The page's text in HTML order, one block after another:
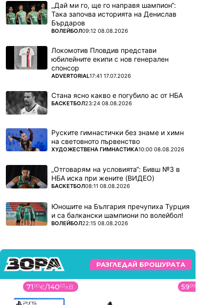
„Дай ми го, ще го направя шампион“:
Така започва историята на Денислав
Бърдаров
ПОВЕЧЕ ОТ
ВОЛЕЙБОЛ09:12 08.08.2026
Локомотив Пловдив представи
юбилейните екипи с нов генерален
спонсор
ПОВЕЧЕ ОТ
ADVERTORIAL17:41 17.07.2026
Стана ясно какво е погубило ас от НБА
ПОВЕЧЕ ОТ
БАСКЕТБОЛ23:24 08.08.2026
Руските гимнастички без знаме и химн
на световното първенство
ПОВЕЧЕ ОТ
ХУДОЖЕСТВЕНА ГИМНАСТИКА10:00 08.08.2026
„Отговарям на условията“: Бивш №3 в
НБА иска при жените (ВИДЕО)
ПОВЕЧЕ ОТ
БАСКЕТБОЛ08:11 08.08.2026
Юношите на България пречупиха Турция
и са балкански шампиони по волейбол!
ПОВЕЧЕ ОТ
ВОЛЕЙБОЛ22:15 08.08.2026
РАЗГЛЕДАЙ БРОШУРАТА
7190€/14063лв. 5999